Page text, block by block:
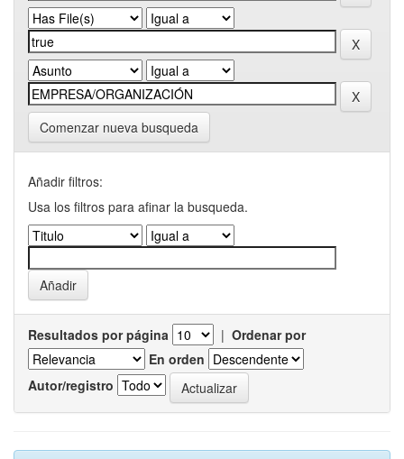
Comenzar nueva busqueda
Añadir filtros:
Usa los filtros para afinar la busqueda.
Resultados por página | Ordenar por
En orden
Autor/registro